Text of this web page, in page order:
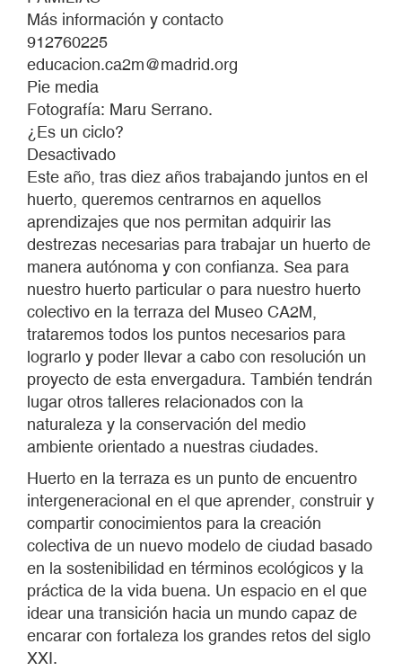
aprendizajes que nos permitan adquirir las
destrezas necesarias para trabajar un huerto de
manera autónoma y con confianza. Sea para
nuestro huerto particular o para nuestro huerto
colectivo en la terraza del Museo CA2M,
trataremos todos los puntos necesarios para
lograrlo y poder llevar a cabo con resolución un
proyecto de esta envergadura. También tendrán
lugar otros talleres relacionados con la
naturaleza y la conservación del medio
ambiente orientado a nuestras ciudades.
Huerto en la terraza es un punto de encuentro
intergeneracional en el que aprender, construir y
compartir conocimientos para la creación
colectiva de un nuevo modelo de ciudad basado
en la sostenibilidad en términos ecológicos y la
práctica de la vida buena. Un espacio en el que
idear una transición hacia un mundo capaz de
encarar con fortaleza los grandes retos del siglo
XXI.
Xisela Garcia Moure es formadora en
agroecología, permacultura y técnicas
especializadas en huertos urbanos y
alimentación sostenible y ciudadana de
Móstoles.
BLOQUE 3
Despedimos nuestro refugio climático con una
actividad de intercambio de esquejes. Para